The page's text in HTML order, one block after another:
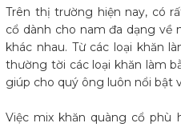
Trên thị trường hiện nay, có
cổ dành cho nam đa dạng về
khác nhau. Từ các loại khăn
thường tời các loại khăn làm
giúp cho quý ông luôn nổi bật
Việc mix khăn quàng cổ phù